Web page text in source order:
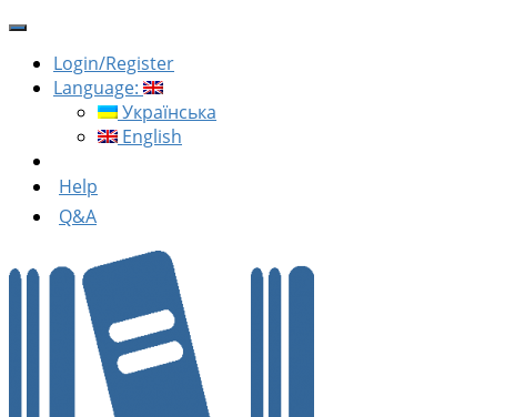
Login/Register
Language:
Українська
English
Help
Q&A